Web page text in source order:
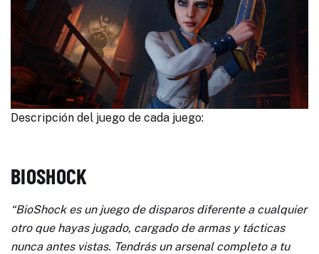
Descripción del juego de cada juego:
BIOSHOCK
“BioShock es un juego de disparos diferente a cualquier
otro que hayas jugado, cargado de armas y tácticas
nunca antes vistas. Tendrás un arsenal completo a tu